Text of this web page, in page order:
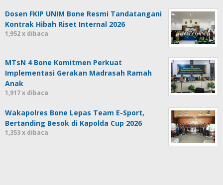
Dosen FKIP UNIM Bone Resmi Tandatangani
Kontrak Hibah Riset Internal 2026
1,952 x dibaca
MTsN 4 Bone Komitmen Perkuat
Implementasi Gerakan Madrasah Ramah
Anak
1,917 x dibaca
Wakapolres Bone Lepas Team E-Sport,
Bertanding Besok di Kapolda Cup 2026
1,353 x dibaca